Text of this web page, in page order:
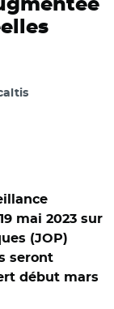
mai 2023 sur
(JOP)
seront
début mars